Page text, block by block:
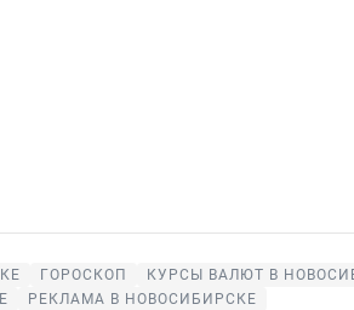
ГОРОСКОП
КУРСЫ ВАЛЮТ В
РЕКЛАМА В НОВОСИБИРСКЕ